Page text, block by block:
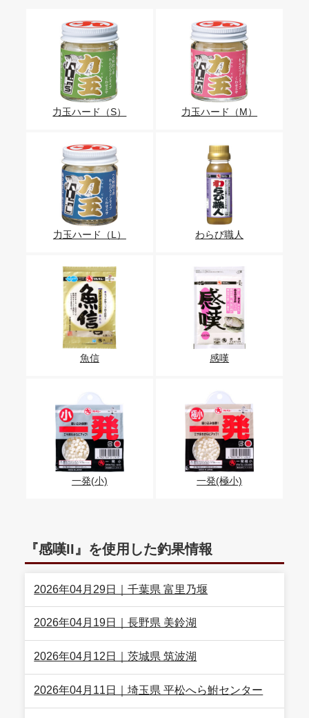
力玉ハード（S） 力玉ハード（M）
力玉ハード（L） わらび職人
魚信 感嘆
一発(小) 一発(極小)
『感嘆II』を使用した釣果情報
2026年04月29日｜千葉県 富里乃堰
2026年04月19日｜長野県 美鈴湖
2026年04月12日｜茨城県 筑波湖
2026年04月11日｜埼玉県 平松へら鮒センター